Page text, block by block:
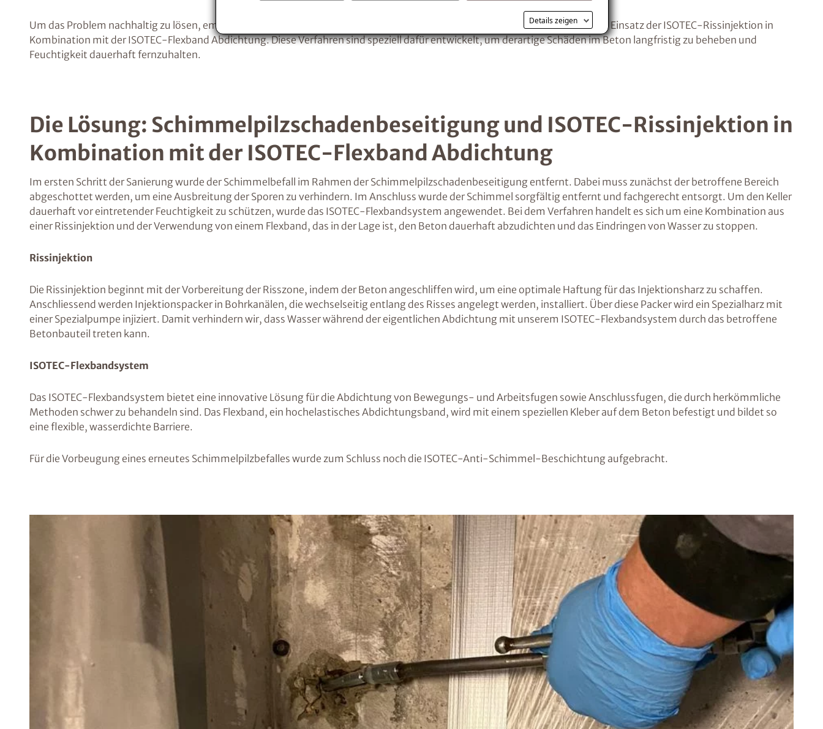
Details zeigen
Um das Problem nachhaltig zu lösen, empfahl der Fachberater aus Muttenz eine professionelle Schimmelsanierung sowie den Einsatz der ISOTEC-Rissinjektion in
Kombination mit der ISOTEC-Flexband Abdichtung. Diese Verfahren sind speziell dafür entwickelt, um derartige Schäden im Beton langfristig zu beheben und
Feuchtigkeit dauerhaft fernzuhalten.
Die Lösung: Schimmelpilzschadenbeseitigung und ISOTEC-Rissinjektion in
Kombination mit der ISOTEC-Flexband Abdichtung
Im ersten Schritt der Sanierung wurde der Schimmelbefall im Rahmen der Schimmelpilzschadenbeseitigung entfernt. Dabei muss zunächst der betroffene Bereich
abgeschottet werden, um eine Ausbreitung der Sporen zu verhindern. Im Anschluss wurde der Schimmel sorgfältig entfernt und fachgerecht entsorgt. Um den Keller
dauerhaft vor eintretender Feuchtigkeit zu schützen, wurde das ISOTEC-Flexbandsystem angewendet. Bei dem Verfahren handelt es sich um eine Kombination aus
einer Rissinjektion und der Verwendung von einem Flexband, das in der Lage ist, den Beton dauerhaft abzudichten und das Eindringen von Wasser zu stoppen.
Rissinjektion
Die Rissinjektion beginnt mit der Vorbereitung der Risszone, indem der Beton angeschliffen wird, um eine optimale Haftung für das Injektionsharz zu schaffen.
Anschliessend werden Injektionspacker in Bohrkanälen, die wechselseitig entlang des Risses angelegt werden, installiert. Über diese Packer wird ein Spezialharz mit
einer Spezialpumpe injiziert. Damit verhindern wir, dass Wasser während der eigentlichen Abdichtung mit unserem ISOTEC-Flexbandsystem durch das betroffene
Betonbauteil treten kann.
ISOTEC-Flexbandsystem
Das ISOTEC-Flexbandsystem bietet eine innovative Lösung für die Abdichtung von Bewegungs- und Arbeitsfugen sowie Anschlussfugen, die durch herkömmliche
Methoden schwer zu behandeln sind. Das Flexband, ein hochelastisches Abdichtungsband, wird mit einem speziellen Kleber auf dem Beton befestigt und bildet so
eine flexible, wasserdichte Barriere.
Für die Vorbeugung eines erneutes Schimmelpilzbefalles wurde zum Schluss noch die ISOTEC-Anti-Schimmel-Beschichtung aufgebracht.